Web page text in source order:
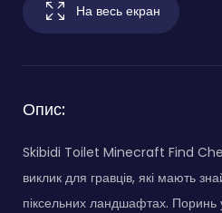
На весь екран
Опис:
Skibidi Toilet Minecraft Find
виклик для гравців, які мають
піксельних ландшафтах. Поринь